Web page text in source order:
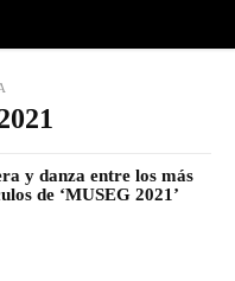
y danza entre los más
de ‘MUSEG 2021’